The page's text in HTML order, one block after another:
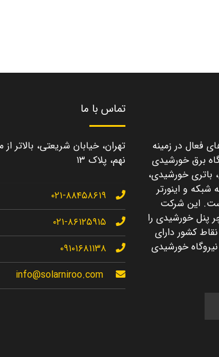
فعال در زمینه
برق خورشیدی
خورشیدی،
شبکه و اینورتر
است. این شرکت
پنل خورشیدی را
کشور دارای
خورشیدی
تماس با ما
تهران، خیابان شریعتی، بالاتر
نهم، پلاک ۱۳
۰۲۱-۸۸۴۵۸۶۱۹
۰۲۱-۸۶۱۲۵۹۱۵
۰۹۱۰۱۶۸۱۱۳۸
info@solarniroo.com